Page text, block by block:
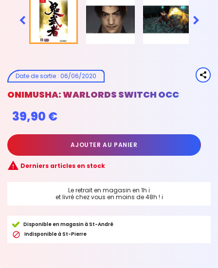
 
Date de sortie : 06/06/2020
ONIMUSHA: WARLORDS SWITCH OCC
39,90 €
AJOUTER AU PANIER
 Derniers articles en stock
Le retrait en magasin en 1h ℹ
et livré chez vous en moins de 48h ! ℹ
Disponible en magasin à St-André
 Indisponible à St-Pierre